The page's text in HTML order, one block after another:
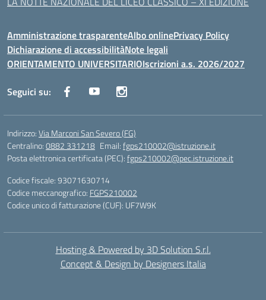
Amministrazione trasparenteAlbo onlinePrivacy Policy
Dichiarazione di accessibilitàNote legali
ORIENTAMENTO UNIVERSITARIOIscrizioni a.s. 2026/2027
Seguici su:
Indirizzo:Via Marconi San Severo (FG)
Centralino:0882 331218 Email:fgps210002@istruzione.it
Posta elettronica certificata (PEC):fgps210002@pec.istruzione.it
Codice fiscale: 93071630714
Codice meccanografico: FGPS210002
Codice unico di fatturazione (CUF): UF7W9K
Hosting & Powered by 3D Solution S.r.l.
Concept & Design by Designers Italia